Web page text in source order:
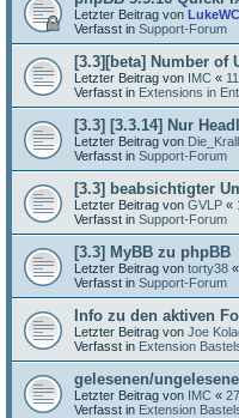
Letzter Beitrag von
Verfasst in Support-Forum
[3.3][beta] Number of
Letzter Beitrag von IMC «
Verfasst in Extensions in
[3.3] [3.3.14] Nur
Letzter Beitrag von
Verfasst in Support-Forum
[3.3] beabsichtigter
Letzter Beitrag von GVLP «
Verfasst in Support-Forum
[3.3] MyBB zu phpBB
Letzter Beitrag von torty38 «
Verfasst in Support-Forum
Info zu den aktiven
Letzter Beitrag von Joe
Verfasst in Extension
gelesenen/
Letzter Beitrag von IMC «
Verfasst in Extension